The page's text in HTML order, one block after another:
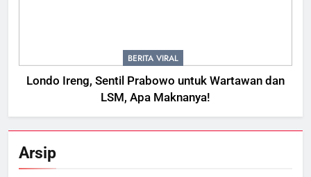
BERITA VIRAL
Londo Ireng, Sentil Prabowo untuk Wartawan dan
LSM, Apa Maknanya!
Arsip